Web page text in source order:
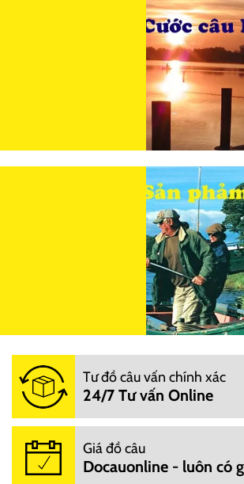
Tư đồ câu vấn chính xác
24/7 Tư vấn Online
Giá đồ câu
Docauonline - luôn có